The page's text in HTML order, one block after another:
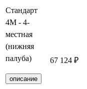
Стандарт
4М - 4-
местная
(нижняя
палуба)
описание
67 124 ₽